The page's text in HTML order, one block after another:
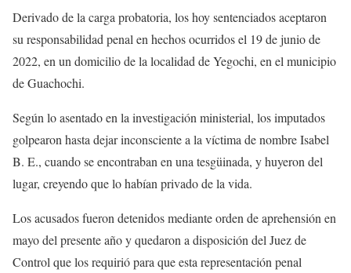
Derivado de la carga probatoria, los hoy sentenciados aceptaron
su responsabilidad penal en hechos ocurridos el 19 de junio de
2022, en un domicilio de la localidad de Yegochi, en el municipio
de Guachochi.
Según lo asentado en la investigación ministerial, los imputados
golpearon hasta dejar inconsciente a la víctima de nombre Isabel
B. E., cuando se encontraban en una tesgüinada, y huyeron del
lugar, creyendo que lo habían privado de la vida.
Los acusados fueron detenidos mediante orden de aprehensión en
mayo del presente año y quedaron a disposición del Juez de
Control que los requirió para que esta representación penal